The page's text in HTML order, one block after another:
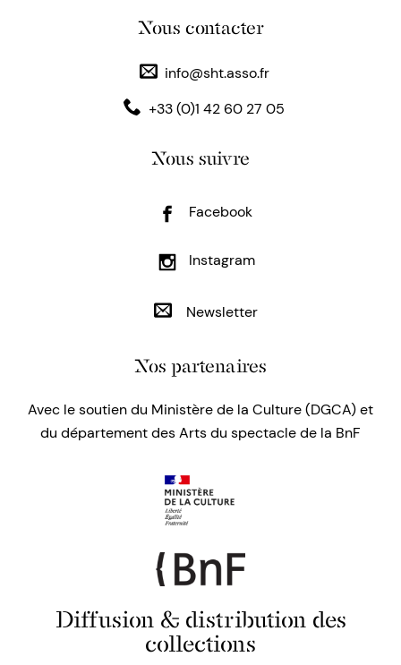
Nous contacter
info@sht.asso.fr
+33 (0)1 42 60 27 05
Nous suivre
Facebook
Instagram
Newsletter
Nos partenaires
Avec le soutien du Ministère de la Culture (DGCA) et
du département des Arts du spectacle de la BnF
Diffusion & distribution des
collections